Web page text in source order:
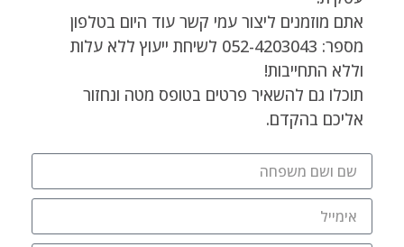
אתם מוזמנים ליצור עמי קשר עוד היום בטלפון
מספר: 052-4203043 לשיחת ייעוץ ללא עלות
וללא התחייבות!
תוכלו גם להשאיר פרטים בטופס מטה ונחזור
אליכם בהקדם.